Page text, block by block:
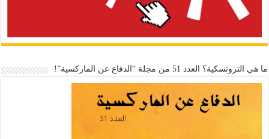
ما هي التروتسكية؟ العدد 51 من مجلة “الدفاع عن الماركسية”!